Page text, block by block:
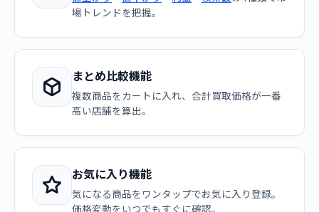
場トレンドを把握。
まとめ比較機能
複数商品をカートに入れ、合計買取価格が一番
高い店舗を算出。
お気に入り機能
気になる商品をワンタップでお気に入り登録。
価格変動をいつでもすぐに確認。